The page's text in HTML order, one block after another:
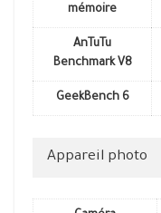
mémoire
AnTuTu
Benchmark V8
GeekBench 6
Appareil photo